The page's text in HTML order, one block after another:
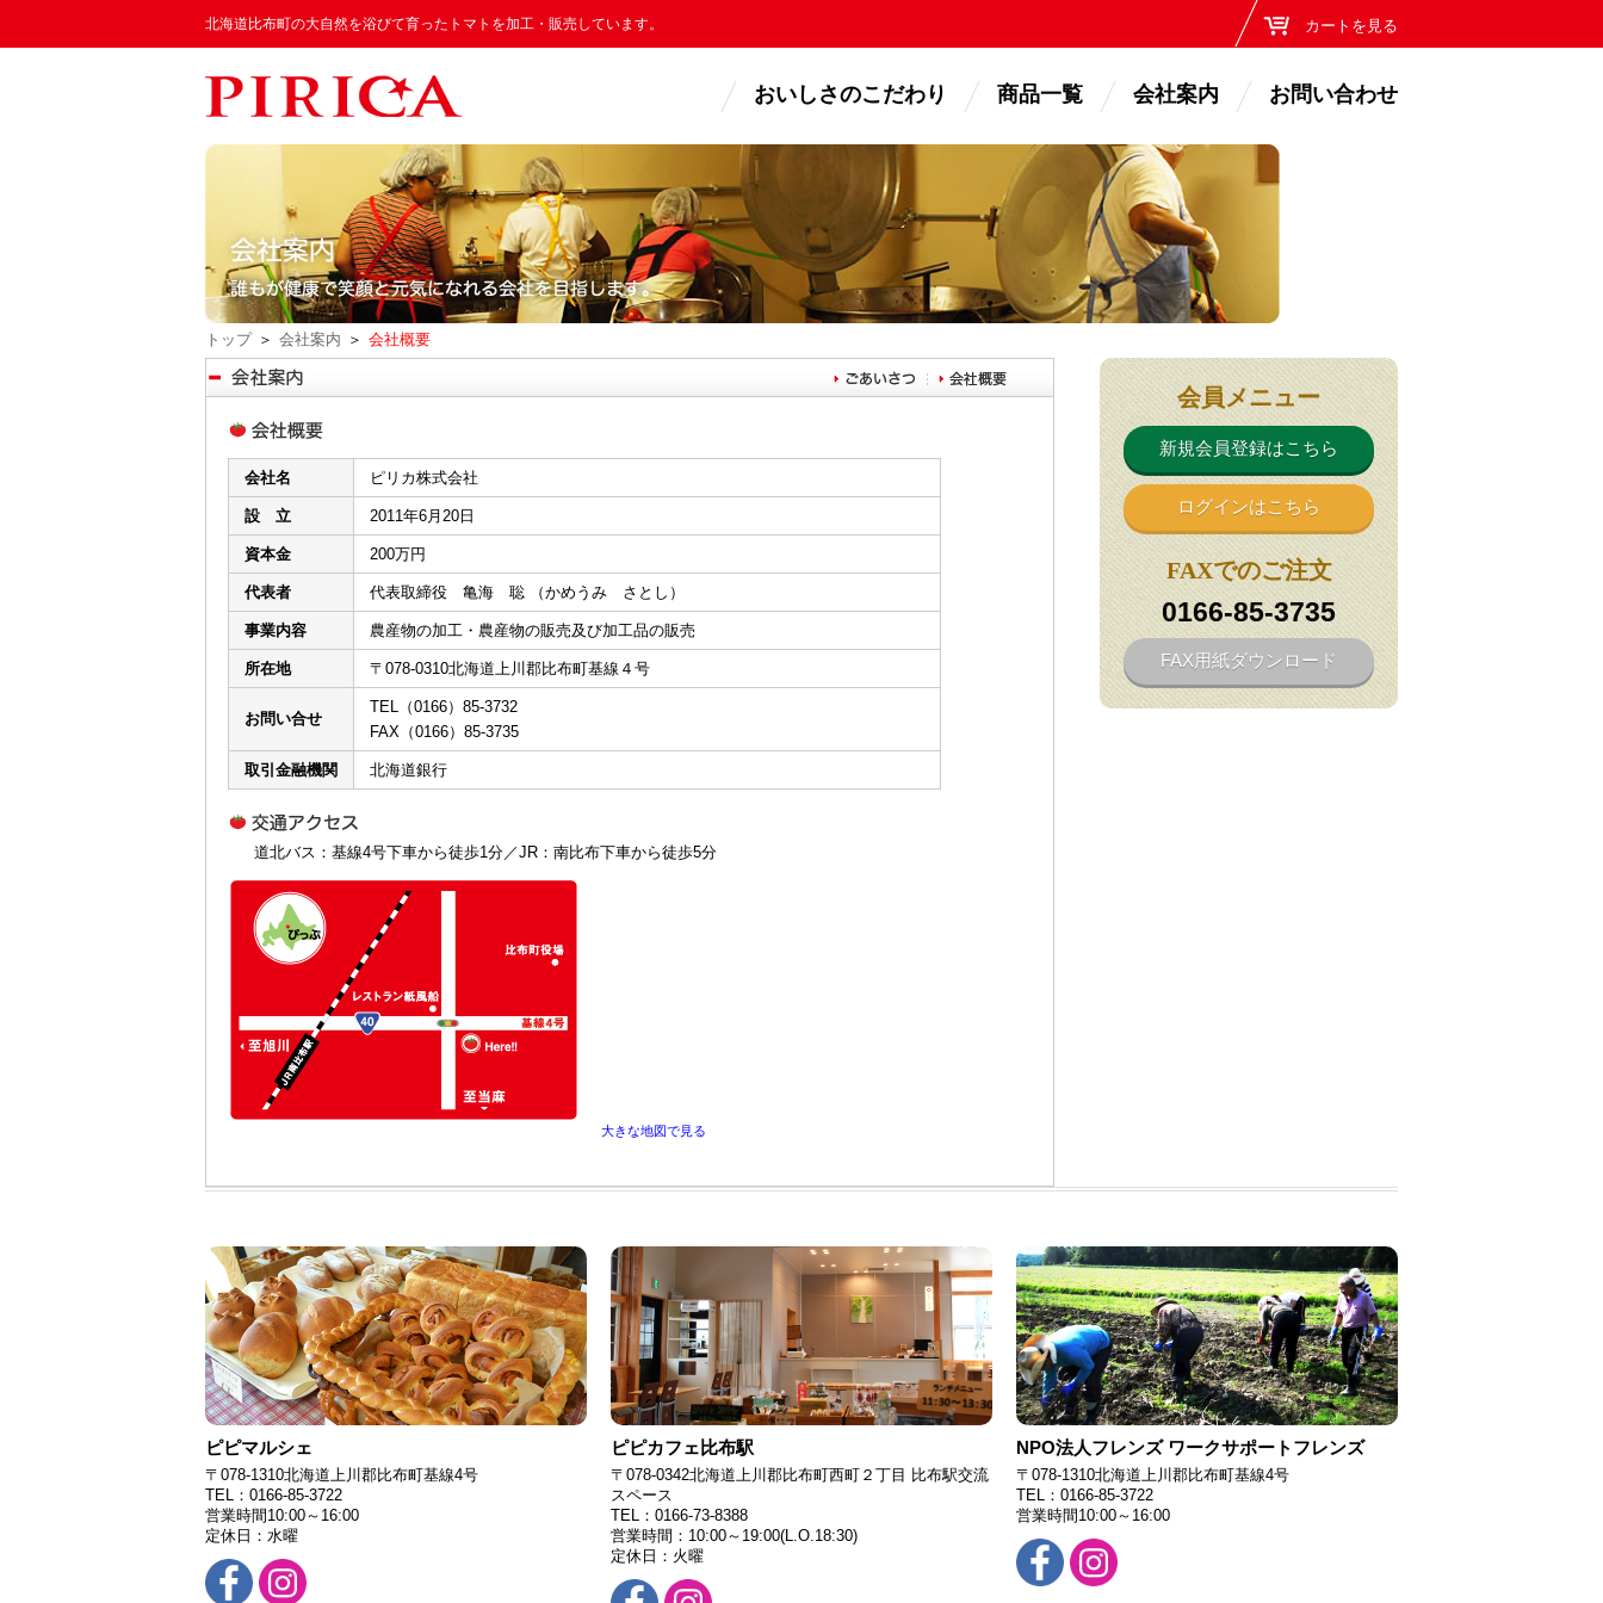
北海道比布町の大自然を浴びて育ったトマトを加工・販売しています。 カートを見る
おいしさのこだわり 商品一覧 会社案内 お問い合わせ
トップ ＞ 会社案内 ＞ 会社概要
会社名 ピリカ株式会社
設 立 2011年6月20日
資本金 200万円
代表者 代表取締役 亀海 聡 （かめうみ さとし）
事業内容 農産物の加工・農産物の販売及び加工品の販売
所在地 〒078-0310北海道上川郡比布町基線４号
お問い合せ
TEL（0166）85-3732
FAX（0166）85-3735
取引金融機関 北海道銀行
道北バス：基線4号下車から徒歩1分／JR：南比布下車から徒歩5分
大きな地図で見る
会員メニュー
新規会員登録はこちら
ログインはこちら
FAXでのご注文
0166-85-3735
FAX用紙ダウンロード
ピピマルシェ
〒078-1310北海道上川郡比布町基線4号
TEL：0166-85-3722
営業時間10:00～16:00
定休日：水曜
ピピカフェ比布駅
〒078-0342北海道上川郡比布町西町２丁目 比布駅交流
スペース
TEL：0166-73-8388
営業時間：10:00～19:00(L.O.18:30)
定休日：火曜
NPO法人フレンズ ワークサポートフレンズ
〒078-1310北海道上川郡比布町基線4号
TEL：0166-85-3722
営業時間10:00～16:00